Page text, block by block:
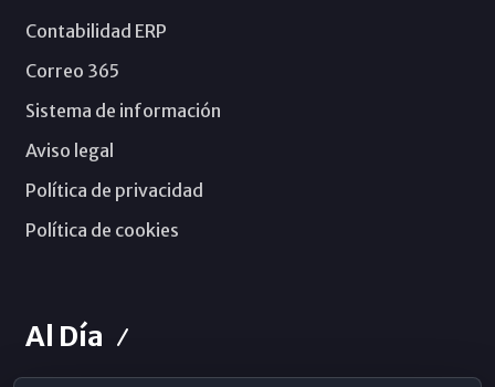
Contabilidad ERP
Correo 365
Sistema de información
Aviso legal
Política de privacidad
Política de cookies
Al Día